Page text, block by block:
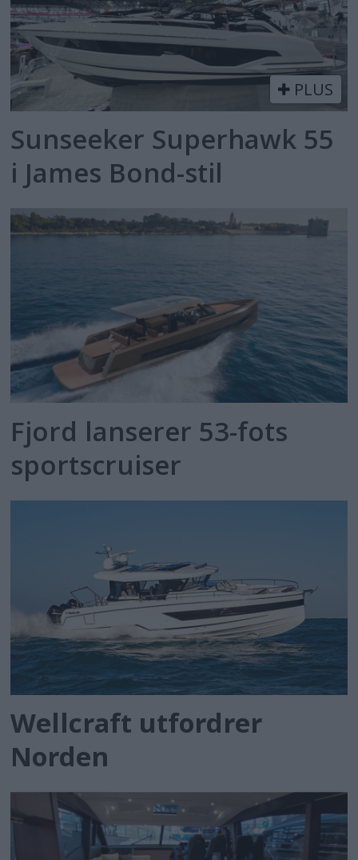
PLUS
Sunseeker Superhawk 55
i James Bond-stil
Fjord lanserer 53-fots
sportscruiser
Wellcraft utfordrer
Norden